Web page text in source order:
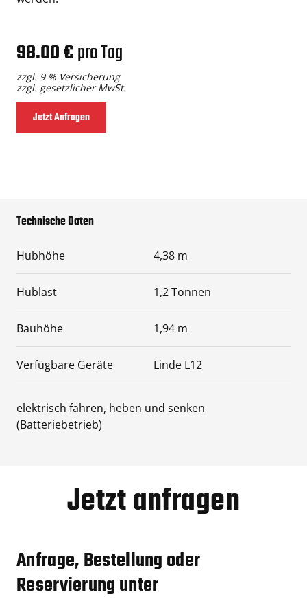
98.00 €pro Tag
zzgl. 9 % Versicherung
zzgl. gesetzlicher MwSt.
Jetzt Anfragen
Technische Daten
Hubhöhe 4,38 m
Hublast 1,2 Tonnen
Bauhöhe 1,94 m
Verfügbare Geräte Linde L12
elektrisch fahren, heben und senken
(Batteriebetrieb)
Jetzt anfragen
Anfrage, Bestellung oder
Reservierung unter